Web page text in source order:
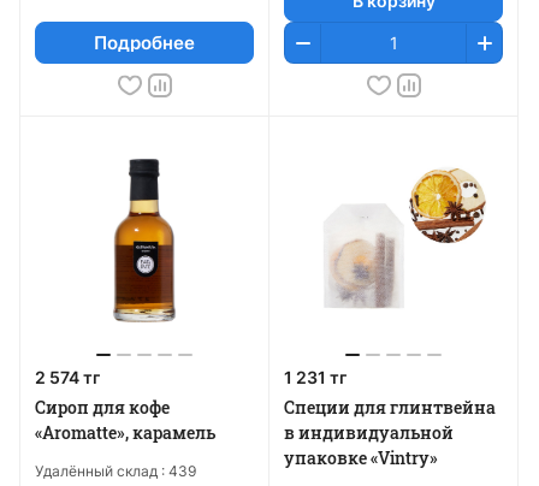
Подробнее
2 574 тг
Сироп для кофе
«Aromatte», карамель
Удалённый склад : 439
1 231 тг
Специи для глинтвейна
в индивидуальной
упаковке «Vintry»